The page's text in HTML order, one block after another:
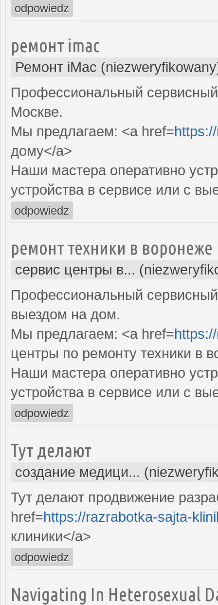
odpowiedz
ремонт imac
Ремонт iMac
Профессиональный
Москве.
Мы предлагаем: <a href=
дому</a>
Наши мастера оперативно
устройства в сервисе или с
odpowiedz
ремонт техники в воронеже
сервис центры в...
Профессиональный
выездом на дом.
Мы предлагаем: <a href=
центры по ремонту техники в
Наши мастера оперативно
устройства в сервисе или с
odpowiedz
Тут делают
создание медици...
Тут делают продвижение
href=https://razrabotka-sajta-
клиники</a>
odpowiedz
Navigating In Heterosexual